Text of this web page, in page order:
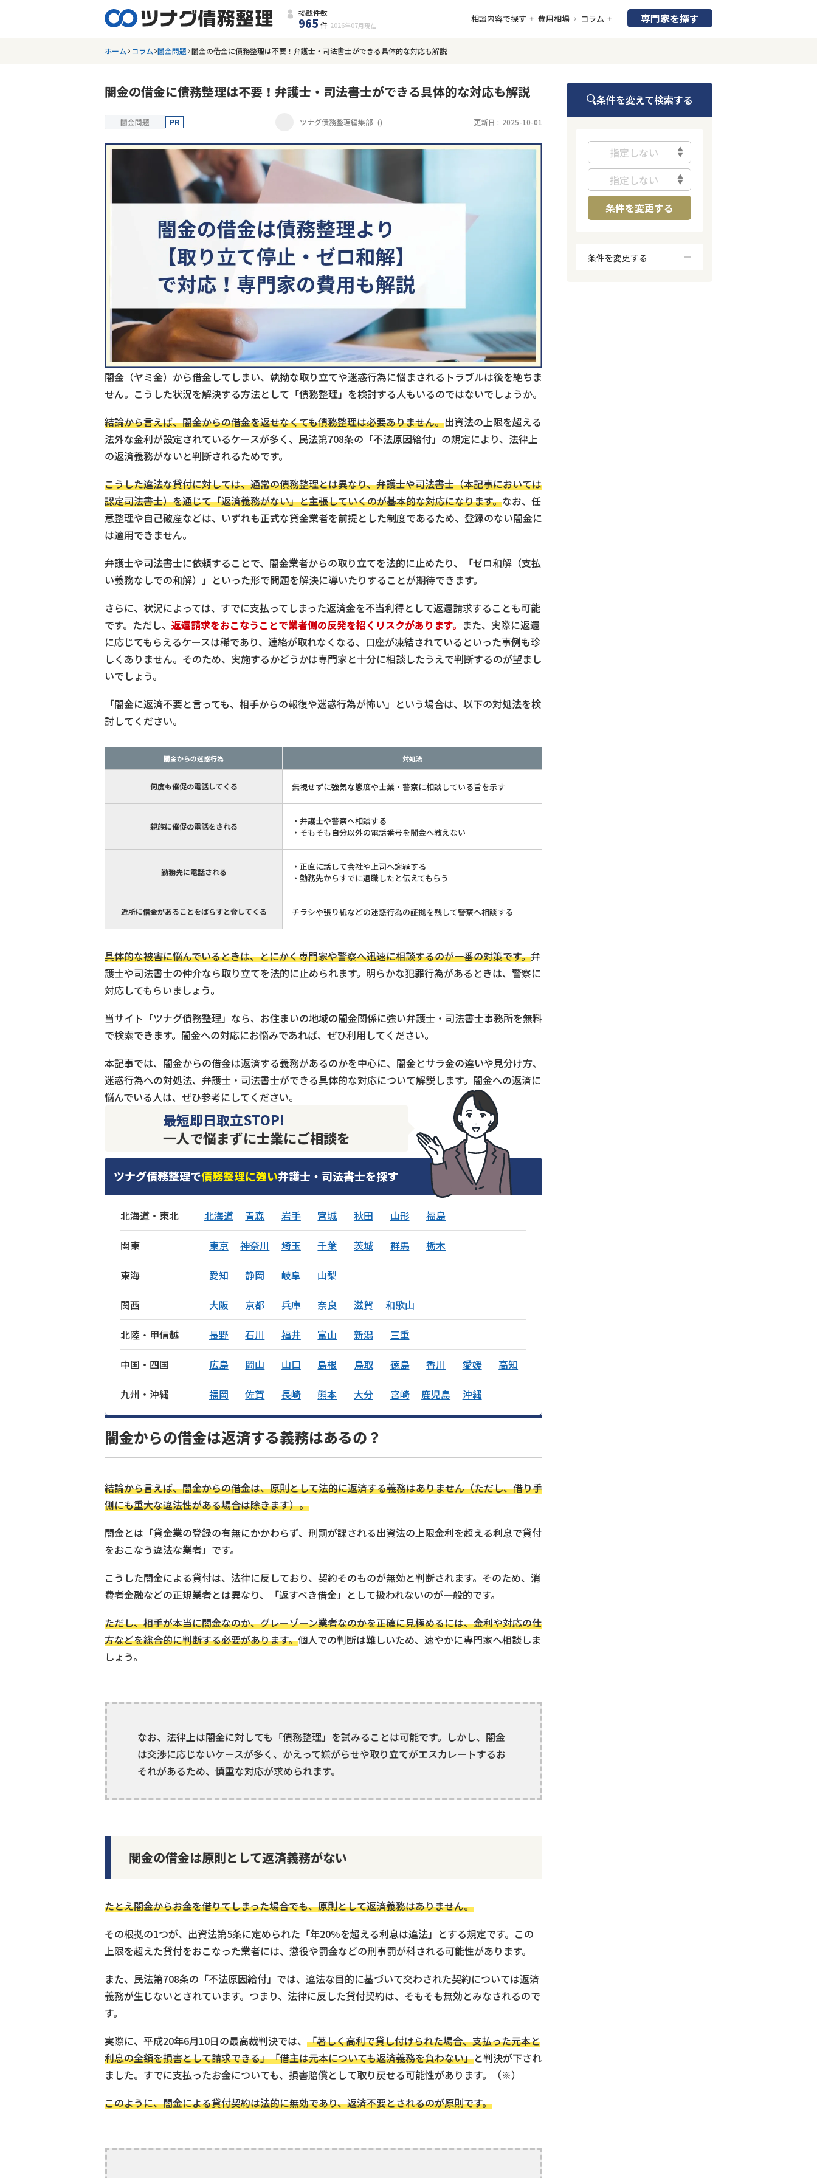
掲載件数
965 件 2026年07月 現在
相談内容で探す 費用相場 コラム 専門家を探す
ホーム コラム 闇金問題 闇金の借金に債務整理は不要！弁護士・司法書士ができる具体的な対応も解説
闇金の借金に債務整理は不要！弁護士・司法書士ができる具体的な対応も解説
闇金問題 PR ツナグ債務整理編集部 () 更新日 : 2025-10-01
闇金（ヤミ金）から借金してしまい、執拗な取り立てや迷惑行為に悩まされるトラブルは後を絶ちま
せん。こうした状況を解決する方法として「債務整理」を検討する人もいるのではないでしょうか。
結論から言えば、闇金からの借金を返せなくても債務整理は必要ありません。出資法の上限を超える
法外な金利が設定されているケースが多く、民法第708条の「不法原因給付」の規定により、法律上
の返済義務がないと判断されるためです。
こうした違法な貸付に対しては、通常の債務整理とは異なり、弁護士や司法書士（本記事においては
認定司法書士）を通じて「返済義務がない」と主張していくのが基本的な対応になります。なお、任
意整理や自己破産などは、いずれも正式な貸金業者を前提とした制度であるため、登録のない闇金に
は適用できません。
弁護士や司法書士に依頼することで、闇金業者からの取り立てを法的に止めたり、「ゼロ和解（支払
い義務なしでの和解）」といった形で問題を解決に導いたりすることが期待できます。
さらに、状況によっては、すでに支払ってしまった返済金を不当利得として返還請求することも可能
です。ただし、 返還請求をおこなうことで業者側の反発を招くリスクがあります。 また、実際に返還
に応じてもらえるケースは稀であり、連絡が取れなくなる、口座が凍結されているといった事例も珍
しくありません。そのため、実施するかどうかは専門家と十分に相談したうえで判断するのが望まし
いでしょう。
「闇金に返済不要と言っても、相手からの報復や迷惑行為が怖い」という場合は、以下の対処法を検
討してください。
闇金からの迷惑行為 対処法
何度も催促の電話してくる 無視せずに強気な態度や士業・警察に相談している旨を示す
親族に催促の電話をされる
・弁護士や警察へ相談する
・そもそも自分以外の電話番号を闇金へ教えない
勤務先に電話される
・正直に話して会社や上司へ謝罪する
・勤務先からすでに退職したと伝えてもらう
近所に借金があることをばらすと脅してくる チラシや張り紙などの迷惑行為の証拠を残して警察へ相談する
具体的な被害に悩んでいるときは、とにかく専門家や警察へ迅速に相談するのが一番の対策です。弁
護士や司法書士の仲介なら取り立てを法的に止められます。明らかな犯罪行為があるときは、警察に
対応してもらいましょう。
当サイト「ツナグ債務整理」なら、お住まいの地域の闇金関係に強い弁護士・司法書士事務所を無料
で検索できます。闇金への対応にお悩みであれば、ぜひ利用してください。
本記事では、闇金からの借金は返済する義務があるのかを中心に、闇金とサラ金の違いや見分け方、
迷惑行為への対処法、弁護士・司法書士ができる具体的な対応について解説します。闇金への返済に
悩んでいる人は、ぜひ参考にしてください。
最短即日取立STOP!
一人で悩まずに士業にご相談を
ツナグ債務整理で債務整理に強い弁護士・司法書士を探す
北海道・東北 北海道 青森 岩手 宮城 秋田 山形 福島
関東 東京 神奈川 埼玉 千葉 茨城 群馬 栃木
東海 愛知 静岡 岐阜 山梨
関西 大阪 京都 兵庫 奈良 滋賀 和歌山
北陸・甲信越 長野 石川 福井 富山 新潟 三重
中国・四国 広島 岡山 山口 島根 鳥取 徳島 香川 愛媛 高知
九州・沖縄 福岡 佐賀 長崎 熊本 大分 宮崎 鹿児島 沖縄
闇金からの借金は返済する義務はあるの？
結論から言えば、闇金からの借金は、原則として法的に返済する義務はありません（ただし、借り手
側にも重大な違法性がある場合は除きます）。
闇金とは「貸金業の登録の有無にかかわらず、刑罰が課される出資法の上限金利を超える利息で貸付
をおこなう違法な業者」です。
こうした闇金による貸付は、法律に反しており、契約そのものが無効と判断されます。そのため、消
費者金融などの正規業者とは異なり、「返すべき借金」として扱われないのが一般的です。
ただし、相手が本当に闇金なのか、グレーゾーン業者なのかを正確に見極めるには、金利や対応の仕
方などを総合的に判断する必要があります。個人での判断は難しいため、速やかに専門家へ相談しま
しょう。
なお、法律上は闇金に対しても「債務整理」を試みることは可能です。しかし、闇金
は交渉に応じないケースが多く、かえって嫌がらせや取り立てがエスカレートするお
それがあるため、慎重な対応が求められます。
闇金の借金は原則として返済義務がない
たとえ闇金からお金を借りてしまった場合でも、原則として返済義務はありません。
その根拠の1つが、出資法第5条に定められた「年20％を超える利息は違法」とする規定です。この
上限を超えた貸付をおこなった業者には、懲役や罰金などの刑事罰が科される可能性があります。
また、民法第708条の「不法原因給付」では、違法な目的に基づいて交わされた契約については返済
義務が生じないとされています。つまり、法律に反した貸付契約は、そもそも無効とみなされるので
す。
実際に、平成20年6月10日の最高裁判決では、 「著しく高利で貸し付けられた場合、支払った元本と
利息の全額を損害として請求できる」「借主は元本についても返済義務を負わない」と判決が下され
ました。すでに支払ったお金についても、損害賠償として取り戻せる可能性があります。（※）
このように、闇金による貸付契約は法的に無効であり、返済不要とされるのが原則です。
条件を変えて検索する
指定しない
指定しない
条件を変更する
条件を変更する